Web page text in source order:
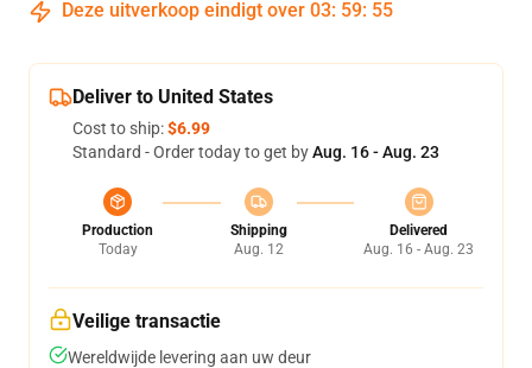
Deze uitverkoop eindigt over 03: 59: 54
Deliver to United States
Cost to ship:$6.99
Standard - Order today to get byAug. 16 - Aug. 23
Production
Today
Shipping
Aug. 12
Delivered
Aug. 16 - Aug. 23
Veilige transactie
Wereldwijde levering aan uw deur